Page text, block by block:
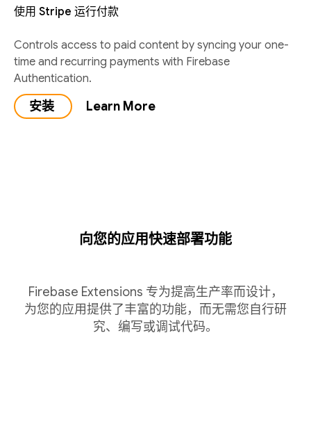
使用 Stripe 运行付款
Controls access to paid content by syncing your one-
time and recurring payments with Firebase
Authentication.
安装 Learn More
向您的应用快速部署功能
Firebase Extensions 专为提高生产率而设计，
为您的应用提供了丰富的功能，而无需您自行研
究、编写或调试代码。